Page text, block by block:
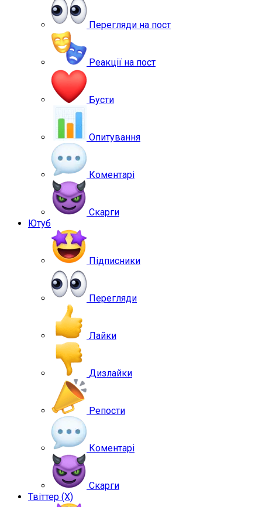
Перегляди на пост
Реакції на пост
Бусти
Опитування
Коментарі
Скарги
Ютуб
Підписники
Перегляди
Лайки
Дизлайки
Репости
Коментарі
Скарги
Твіттер (X)